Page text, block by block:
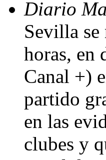
Diario
Sevilla
horas,
Canal +)
partido
en las
clubes y